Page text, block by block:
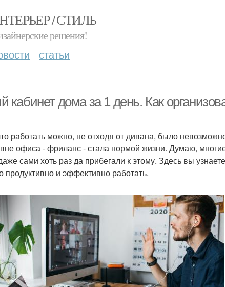
/ СТИЛЬ
решения!
статьи
кабинет дома за 1 день. Как
работать можно, не отходя от дивана, было
офиса - фриланс - стала нормой жизни. Думаю,
сами хоть раз да прибегали к этому. Здесь вы
продуктивно и эффективно работать.